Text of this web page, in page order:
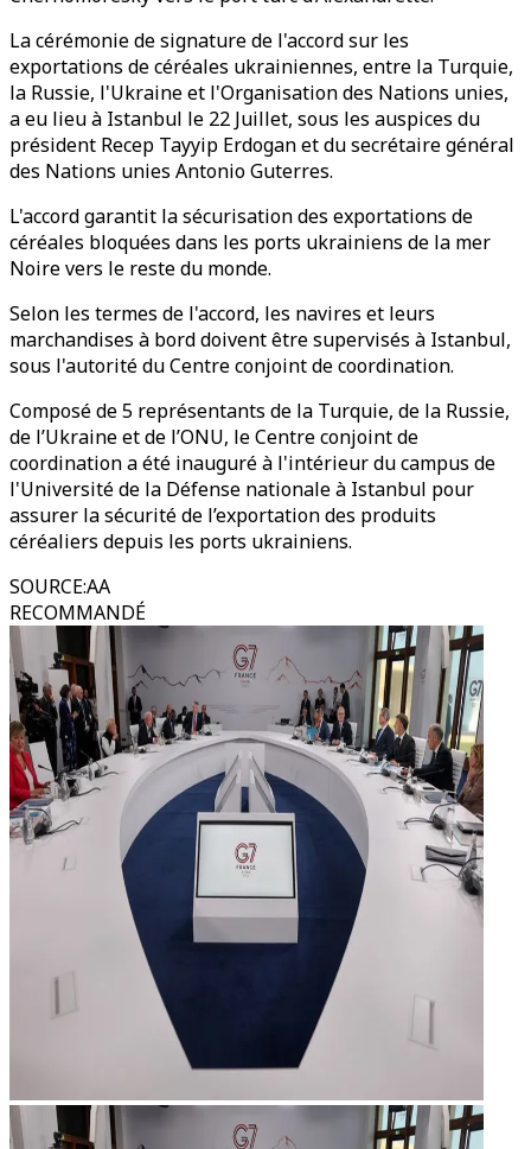
La cérémonie de signature de l'accord sur les
exportations de céréales ukrainiennes, entre la Turquie,
la Russie, l'Ukraine et l'Organisation des Nations unies,
a eu lieu à Istanbul le 22 Juillet, sous les auspices du
président Recep Tayyip Erdogan et du secrétaire général
des Nations unies Antonio Guterres.
L'accord garantit la sécurisation des exportations de
céréales bloquées dans les ports ukrainiens de la mer
Noire vers le reste du monde.
Selon les termes de l'accord, les navires et leurs
marchandises à bord doivent être supervisés à Istanbul,
sous l'autorité du Centre conjoint de coordination.
Composé de 5 représentants de la Turquie, de la Russie,
de l’Ukraine et de l’ONU, le Centre conjoint de
coordination a été inauguré à l'intérieur du campus de
l'Université de la Défense nationale à Istanbul pour
assurer la sécurité de l’exportation des produits
céréaliers depuis les ports ukrainiens.
SOURCE:AA
RECOMMANDÉ